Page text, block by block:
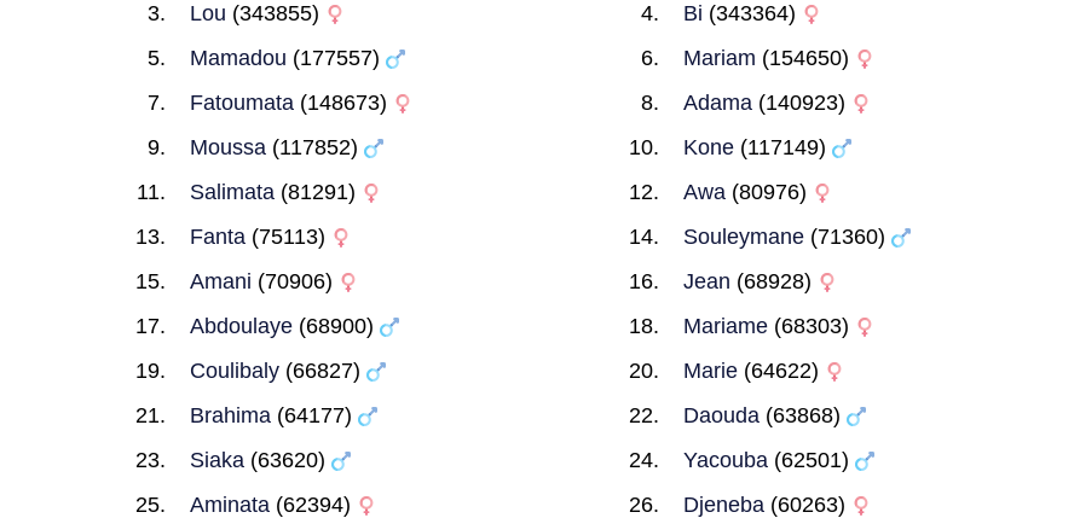
Lou (343855) Bi (343364)
Mamadou (177557) Mariam (154650)
Fatoumata (148673) Adama(140923)
Moussa (117852) Kone(117149)
Salimata (81291) Awa(80976)
Fanta (75113) Souleymane(71360)
Amani (70906) Jean (68928)
Abdoulaye (68900) Mariame(68303)
Coulibaly (66827) Marie(64622)
Brahima (64177) Daouda(63868)
Siaka (63620) Yacouba(62501)
Aminata (62394) Djeneba(60263)